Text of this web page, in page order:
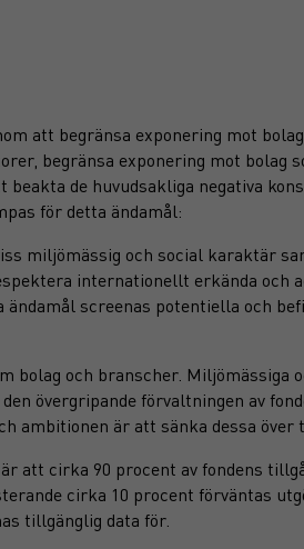
att begränsa exponering mot
begränsa exponering mot bolag
de huvudsakliga negativa
för detta ändamål:
miljömässig och social karaktär
internationellt erkända och
screenas potentiella och
bolag och branscher. Miljömässiga
övergripande förvaltningen av
ambitionen är att sänka dessa över
att cirka 90 procent av fondens
cirka 10 procent förväntas
tillgänglig data för.